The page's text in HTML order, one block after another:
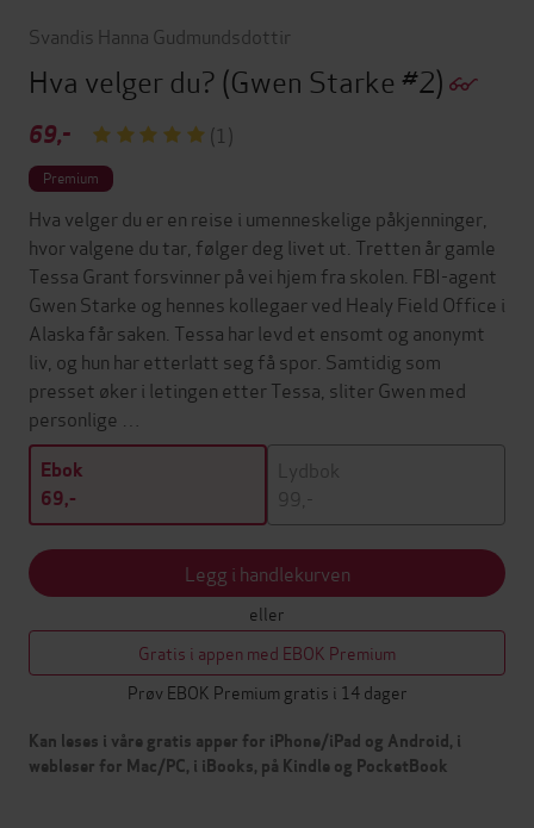
Svandis Hanna Gudmundsdottir
Hva velger du? (Gwen Starke #2)
69,- (1)
Premium
Hva velger du er en reise i umenneskelige påkjenninger,
hvor valgene du tar, følger deg livet ut. Tretten år gamle
Tessa Grant forsvinner på vei hjem fra skolen. FBI-agent
Gwen Starke og hennes kollegaer ved Healy Field Office i
Alaska får saken. Tessa har levd et ensomt og anonymt
liv, og hun har etterlatt seg få spor. Samtidig som
presset øker i letingen etter Tessa, sliter Gwen med
personlige …
Ebok
69,-
Lydbok
99,-
Legg i handlekurven
eller
Gratis i appen med EBOK Premium
Prøv EBOK Premium gratis i 14 dager
Kan leses i våre gratis apper for iPhone/iPad og Android, i
webleser for Mac/PC, i iBooks, på Kindle og PocketBook